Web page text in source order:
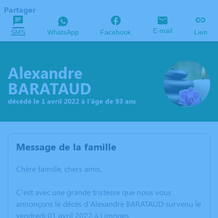
Partager
SMS WhatsApp Facebook E-mail Lien
Alexandre
BARATAUD
décédé le 1 avril 2022 à l'âge de 93 ans
Message de la famille
Chère famille, chers amis,
C’est avec une grande tristesse que nous vous
annonçons le décès d’Alexandre BARATAUD survenu le
vendredi 01 avril 2022 à Limoges.